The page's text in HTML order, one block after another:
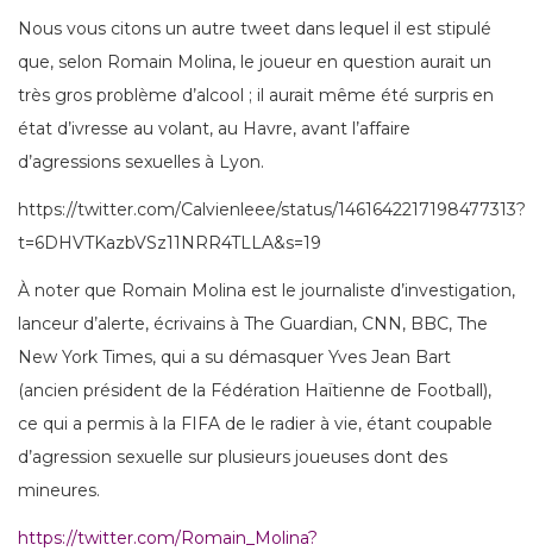
Nous vous citons un autre tweet dans lequel il est stipulé
que, selon Romain Molina, le joueur en question aurait un
très gros problème d’alcool ; il aurait même été surpris en
état d’ivresse au volant, au Havre, avant l’affaire
d’agressions sexuelles à Lyon.
https://twitter.com/Calvienleee/status/1461642217198477313?
t=6DHVTKazbVSz11NRR4TLLA&s=19
À noter que Romain Molina est le journaliste d’investigation,
lanceur d’alerte, écrivains à The Guardian, CNN, BBC, The
New York Times, qui a su démasquer Yves Jean Bart
(ancien président de la Fédération Haïtienne de Football),
ce qui a permis à la FIFA de le radier à vie, étant coupable
d’agression sexuelle sur plusieurs joueuses dont des
mineures.
https://twitter.com/Romain_Molina?